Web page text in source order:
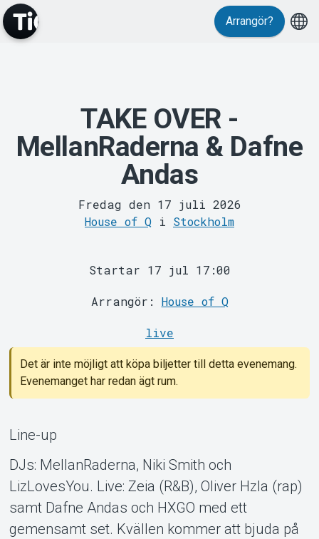
MyTickster
Support
Om Tickster
Arrangör?
TAKE OVER -
MellanRaderna & Dafne
Andas
Fredag den 17 juli 2026
House of Q i Stockholm
Startar 17 jul 17:00
Arrangör: House of Q
live
Det är inte möjligt att köpa biljetter till detta evenemang.
Evenemanget har redan ägt rum.
Line-up
DJs: MellanRaderna, Niki Smith och
LizLovesYou. Live: Zeia (R&B), Oliver Hzla (rap)
samt Dafne Andas och HXGO med ett
gemensamt set. Kvällen kommer att bjuda på